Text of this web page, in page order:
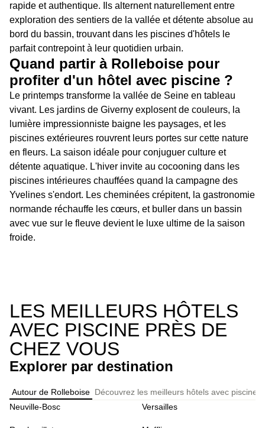
rapide et authentique. Ils alternent naturellement entre
exploration des sentiers de la vallée et détente absolue au
bord du bassin, trouvant dans les piscines d'hôtels le
parfait contrepoint à leur quotidien urbain.
Quand partir à Rolleboise pour
profiter d'un hôtel avec piscine ?
Le printemps transforme la vallée de Seine en tableau
vivant. Les jardins de Giverny explosent de couleurs, la
lumière impressionniste baigne les paysages, et les
piscines extérieures rouvrent leurs portes sur cette nature
en fleurs. La saison idéale pour conjuguer culture et
détente aquatique. L'hiver invite au cocooning dans les
piscines intérieures chauffées quand la campagne des
Yvelines s'endort. Les cheminées crépitent, la gastronomie
normande réchauffe les cœurs, et buller dans un bassin
avec vue sur le fleuve devient le luxe ultime de la saison
froide.
LES MEILLEURS HÔTELS
AVEC PISCINE PRÈS DE
CHEZ VOUS
Explorer par destination
Autour de Rolleboise Découvrez les meilleurs hôtels avec piscine
Neuville-Bosc
Versailles